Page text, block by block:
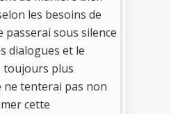
les besoins de
passerai sous silence
dialogues et le
toujours plus
ne tenterai pas non
cette